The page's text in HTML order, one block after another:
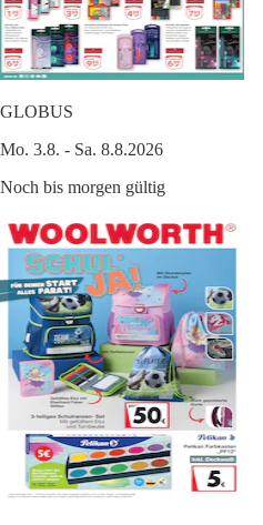
GLOBUS
Mo. 3.8. - Sa. 8.8.2026
Noch bis morgen gültig